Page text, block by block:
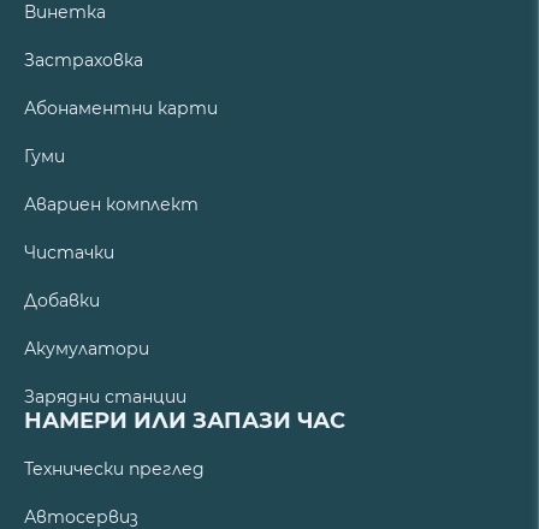
Винетка
Застраховка
Абонаментни карти
Гуми
Авариен комплект
Чистачки
Добавки
Акумулатори
Зарядни станции
НАМЕРИ ИЛИ ЗАПАЗИ ЧАС
Технически преглед
Автосервиз